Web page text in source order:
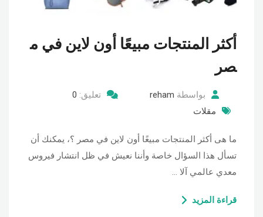
أكثر المنتجات مبيعًا أون لاين في م
صر
بواسطة reham تعليق: 0
مقلات
ما هى أكثر المنتجات مبيعًا أون لاين في مصر ؟، يمكنك أن
تسأل هذا السؤال خاصة وأننا نعيش في ظل انتشار فيروس
معدي عالمي آلا …
قراءة المزيد